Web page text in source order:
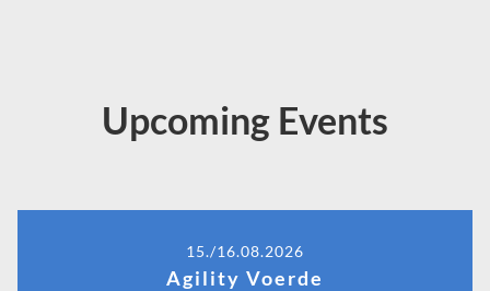
Upcoming Events
15./16.08.2026
Agility Voerde